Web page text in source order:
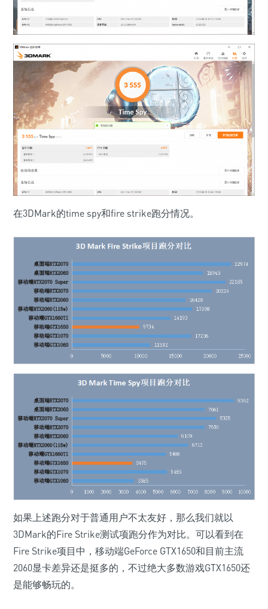
在3DMark的time spy和fire strike跑分情况。
如果上述跑分对于普通用户不太友好，那么我们就以
3DMark的Fire Strike测试项跑分作为对比。可以看到在
Fire Strike项目中，移动端GeForce GTX1650和目前主流
2060显卡差异还是挺多的，不过绝大多数游戏GTX1650还
是能够畅玩的。